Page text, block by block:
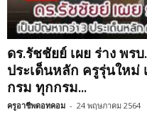
ดร.รัชชัยย์ เผย ร่าง พ
ประเด็นหลัก ครูรุ่นใหม่
กรม ทุกกรม...
ครูอาชีพดอทคอม - 24 พฤษภาคม 2564